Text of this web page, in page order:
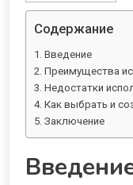
Содержание
Введение
Преимущества
Недостатки
Как выбрать и
Заключение